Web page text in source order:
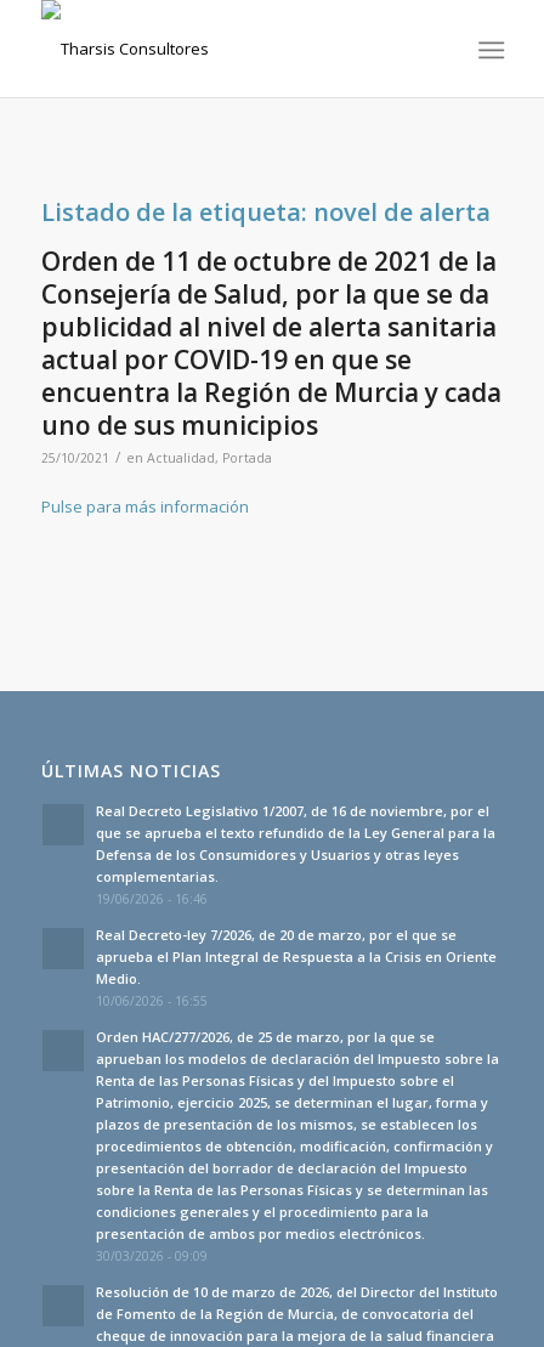
Listado de la etiqueta: novel de alerta
Orden de 11 de octubre de 2021 de la
Consejería de Salud, por la que se da
publicidad al nivel de alerta sanitaria
actual por COVID-19 en que se
encuentra la Región de Murcia y cada
uno de sus municipios
25/10/2021 / en Actualidad, Portada
Pulse para más información
ÚLTIMAS NOTICIAS
Real Decreto Legislativo 1/2007, de 16 de noviembre, por el
que se aprueba el texto refundido de la Ley General para la
Defensa de los Consumidores y Usuarios y otras leyes
complementarias.
19/06/2026 - 16:46
Real Decreto-ley 7/2026, de 20 de marzo, por el que se
aprueba el Plan Integral de Respuesta a la Crisis en Oriente
Medio.
10/06/2026 - 16:55
Orden HAC/277/2026, de 25 de marzo, por la que se
aprueban los modelos de declaración del Impuesto sobre la
Renta de las Personas Físicas y del Impuesto sobre el
Patrimonio, ejercicio 2025, se determinan el lugar, forma y
plazos de presentación de los mismos, se establecen los
procedimientos de obtención, modificación, confirmación y
presentación del borrador de declaración del Impuesto
sobre la Renta de las Personas Físicas y se determinan las
condiciones generales y el procedimiento para la
presentación de ambos por medios electrónicos.
30/03/2026 - 09:09
Resolución de 10 de marzo de 2026, del Director del Instituto
de Fomento de la Región de Murcia, de convocatoria del
cheque de innovación para la mejora de la salud financiera